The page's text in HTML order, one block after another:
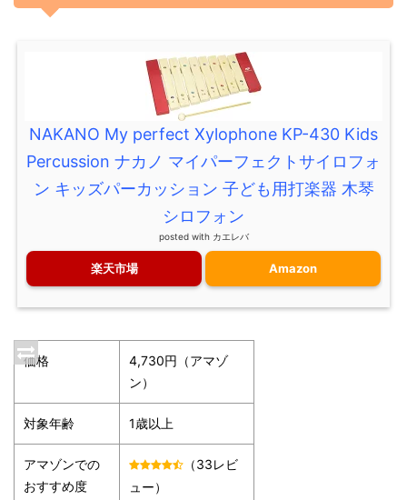
NAKANO My perfect Xylophone KP-430 Kids
Percussion ナカノ マイパーフェクトサイロフォ
ン キッズパーカッション 子ども用打楽器 木琴
シロフォン
posted with カエレバ
楽天市場 Amazon
価格
4,730円（アマゾ
ン）
対象年齢 1歳以上
アマゾンでの
おすすめ度
（33レビ
ュー）